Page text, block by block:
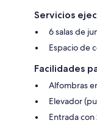
Servicios
6 salas de
Espacio de
Facilidades
Alfombras
Elevador
Entrada con